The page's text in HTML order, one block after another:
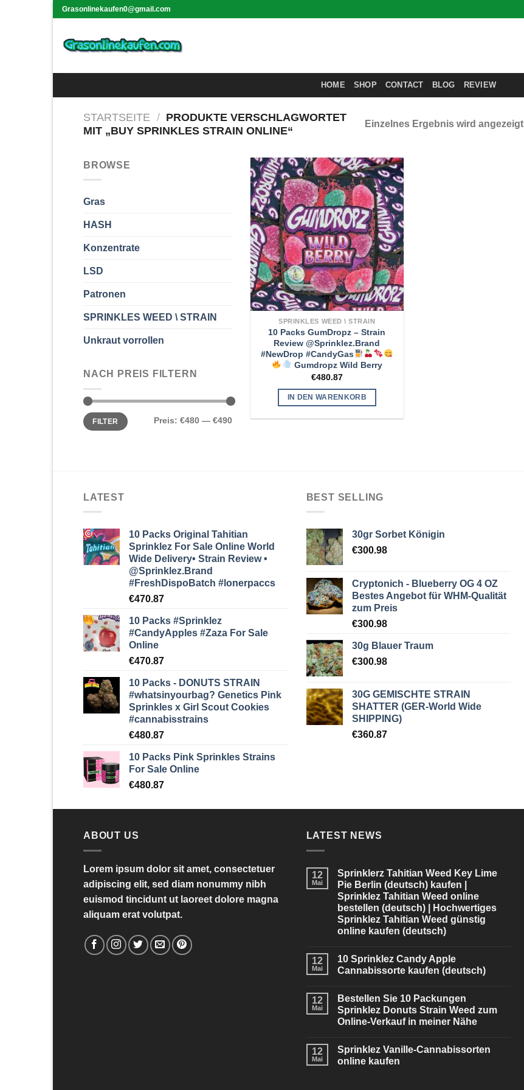
Skip
content
Grasonlinekaufen0@gmail.com
HOME SHOP CONTACT BLOG REVIEW
STARTSEITE / PRODUKTE VERSCHLAGWORTET
MIT „BUY SPRINKLES STRAIN ONLINE“
Einzelnes Ergebnis wird angezeigt
BROWSE
Gras
HASH
Konzentrate
LSD
Patronen
SPRINKLES WEED \ STRAIN
Unkraut vorrollen
NACH PREIS FILTERN
Min.
Preis
Max.
PreisFILTER Preis: €480 — €490
SPRINKLES WEED \ STRAIN
10 Packs GumDropz – Strain
Review @Sprinklez.Brand
#NewDrop #CandyGas
Gumdropz Wild Berry
€480.87
IN DEN WARENKORB
LATEST
10 Packs Original Tahitian
Sprinklez For Sale Online World
Wide Delivery• Strain Review •
@Sprinklez.Brand
#FreshDispoBatch #lonerpaccs
€470.87
10 Packs #Sprinklez
#CandyApples #Zaza For Sale
Online
€470.87
10 Packs - DONUTS STRAIN
#whatsinyourbag? Genetics Pink
Sprinkles x Girl Scout Cookies
#cannabisstrains
€480.87
10 Packs Pink Sprinkles Strains
For Sale Online
€480.87
BEST SELLING
30gr Sorbet Königin
€300.98
Cryptonich - Blueberry OG 4 OZ
Bestes Angebot für WHM-Qualität
zum Preis
€300.98
30g Blauer Traum
€300.98
30G GEMISCHTE STRAIN
SHATTER (GER-World Wide
SHIPPING)
€360.87
ABOUT US
Lorem ipsum dolor sit amet, consectetuer
adipiscing elit, sed diam nonummy nibh
euismod tincidunt ut laoreet dolore magna
aliquam erat volutpat.
LATEST NEWS
12
Mai
Sprinklerz Tahitian Weed Key Lime
Pie Berlin (deutsch) kaufen |
Sprinklez Tahitian Weed online
bestellen (deutsch) | Hochwertiges
Sprinklez Tahitian Weed günstig
online kaufen (deutsch)
12
Mai
10 Sprinklez Candy Apple
Cannabissorte kaufen (deutsch)
12
Mai
Bestellen Sie 10 Packungen
Sprinklez Donuts Strain Weed zum
Online-Verkauf in meiner Nähe
12
Mai
Sprinklez Vanille-Cannabissorten
online kaufen